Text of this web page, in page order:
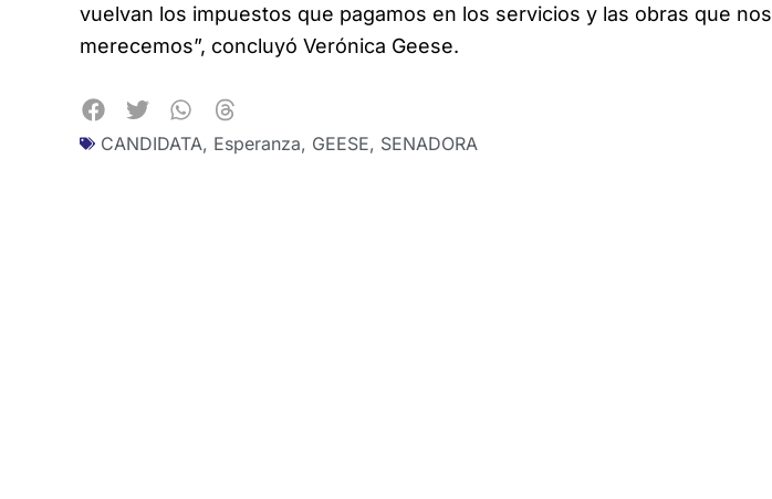
vuelvan los impuestos que pagamos en los servicios y las obras que nos
merecemos”, concluyó Verónica Geese.
CANDIDATA, Esperanza, GEESE, SENADORA